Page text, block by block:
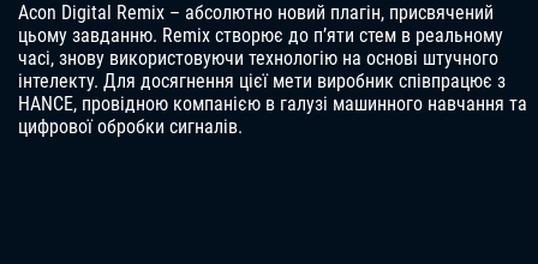
Acon Digital Remix – абсолютно новий плагін, присвячений
цьому завданню. Remix створює до п’яти стем в реальному
часі, знову використовуючи технологію на основі штучного
інтелекту. Для досягнення цієї мети виробник співпрацює з
HANCE, провідною компанією в галузі машинного навчання та
цифрової обробки сигналів.